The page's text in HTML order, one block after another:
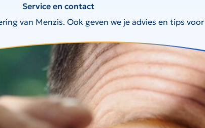
Service en contact
van Menzis. Ook geven we je advies en tips